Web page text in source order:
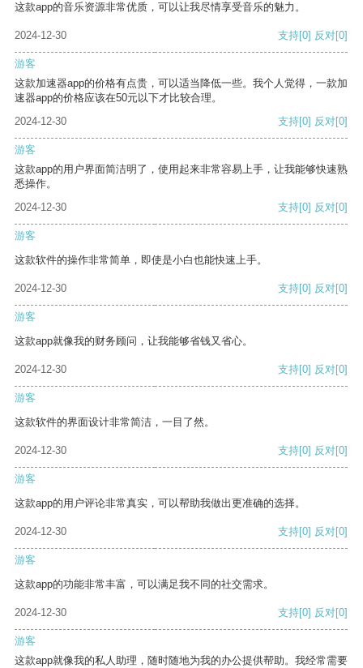
这款app的音乐资源非常优质，可以让我尽情享受音乐的魅力。
2024-12-30 支持[0] 反对[0]
游客
这款加速器app的价格有点贵，可以适当降低一些。我个人觉得，一款加
速器app的价格应该在50元以下才比较合理。
2024-12-30
支持[0] 反对[0]
游客
这款app的用户界面简洁明了，使用起来非常容易上手，让我能够快速熟
悉操作。
2024-12-30
支持[0] 反对[0]
游客
这款软件的操作非常简单，即使是小白也能快速上手。
2024-12-30 支持[0] 反对[0]
游客
这款app就像我的财务顾问，让我能够省钱又省心。
2024-12-30 支持[0] 反对[0]
游客
这款软件的界面设计非常简洁，一目了然。
2024-12-30 支持[0] 反对[0]
游客
这款app的用户评论非常真实，可以帮助我做出更准确的选择。
2024-12-30 支持[0] 反对[0]
游客
这款app的功能非常丰富，可以满足我不同的社交需求。
2024-12-30 支持[0] 反对[0]
游客
这款app就像我的私人助理，随时随地为我的办公提供帮助。我经常需要